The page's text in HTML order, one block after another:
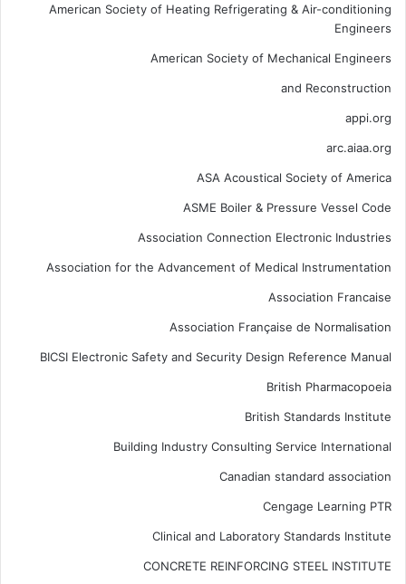
American Society of Heating Refrigerating & Air-conditioning
Engineers
American Society of Mechanical Engineers
and Reconstruction
appi.org
arc.aiaa.org
ASA Acoustical Society of America
ASME Boiler & Pressure Vessel Code
Association Connection Electronic Industries
Association for the Advancement of Medical Instrumentation
Association Francaise
Association Française de Normalisation
BICSI Electronic Safety and Security Design Reference Manual
British Pharmacopoeia
British Standards Institute
Building Industry Consulting Service International
Canadian standard association
Cengage Learning PTR
Clinical and Laboratory Standards Institute
CONCRETE REINFORCING STEEL INSTITUTE